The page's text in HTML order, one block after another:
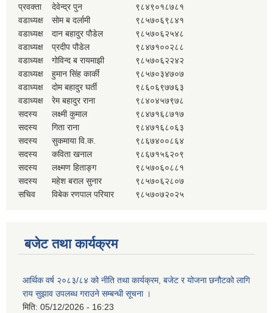
प्रवक्ता देवेन्द्र पुन
९८४९०१८७८१
वडाध्यक्ष
सोम ब दर्लामी
९८५७०६९८४१
वडाध्यक्ष
दान बहादुर पौडेल
९८५७०६२५४८
वडाध्यक्ष
प्रदीप पौडेल
९८४७१००२८८
वडाध्यक्ष
गोविन्द ब रायमाझी
९८५७०६२२४२
वडाध्यक्ष
हुमान सिंह कार्की
९८५७०३४७०७
वडाध्यक्ष
दोम बहादुर घर्ती
९८६०६९७७६३
वडाध्यक्ष
रेम बहादुर राना
९८४०४५७९७८
सदस्य
लक्ष्मी कुमाल
९८४७१६८७१७
सदस्य
गिता राना
९८४७१६८०६३
सदस्य
सुकमाया वि.क.
९८६७४००८६४
सदस्य
कविता खनाल
९८६७१५६२०९
सदस्य
लक्ष्मण हिताङ्ग
९८५७०६०८८१
सदस्य
महेश बराल सुनार
९८५७०६२८०७
सचिव
विबेक रणपाल परियार ९८५७०७२०२५
बजेट तथा कार्यक्रम
आर्थिक वर्ष २०८३/८४ को नीति तथा कार्यक्रम, बजेट र योजना छनौटको लागि
राय सुझाव उपलब्ध गराउने सम्बन्धी सूचना ।
मिति: 05/12/2026 - 16:23